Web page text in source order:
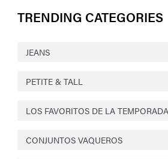
TRENDING CATEGORIES
JEANS
PETITE & TALL
LOS FAVORITOS DE LA TEMPORADA
CONJUNTOS VAQUEROS